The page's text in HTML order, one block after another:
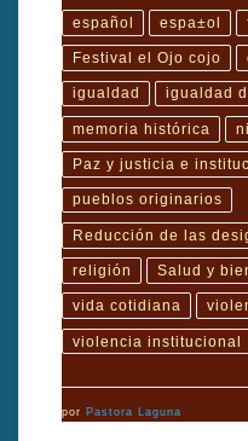
español espa±ol
Festival el Ojo cojo
igualdad igualdad
memoria histórica
Paz y justicia e
pueblos originarios
Reducción de las
religión Salud y
vida cotidiana
violencia institucional
por Pastora Laguna